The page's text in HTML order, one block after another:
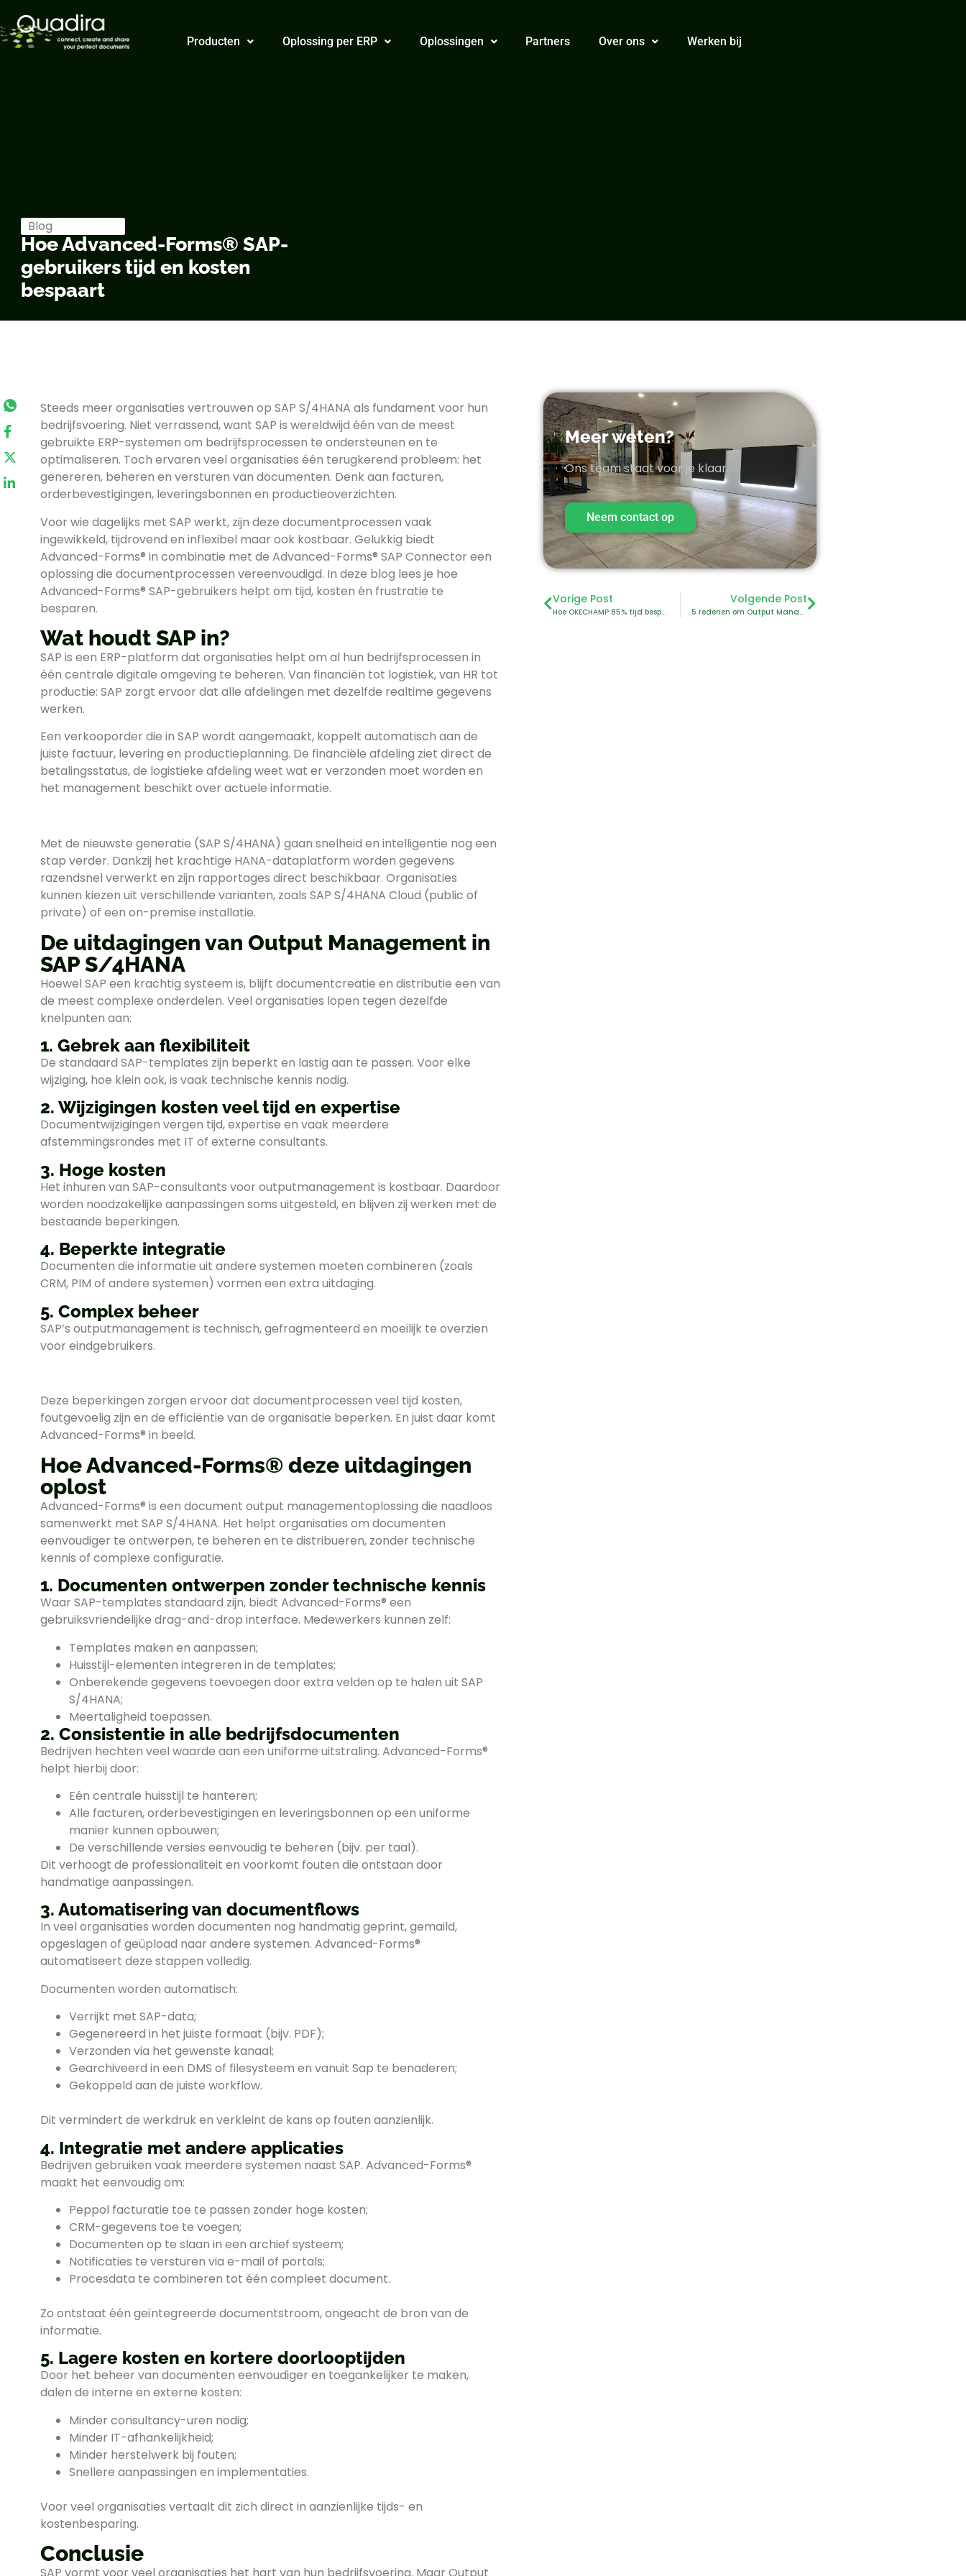
Producten Oplossing per ERP Oplossingen Partners Over ons Werken bij
Blog
Hoe Advanced-Forms® SAP-
gebruikers tijd en kosten
bespaart
Steeds meer organisaties vertrouwen op SAP S/4HANA als fundament voor hun
bedrijfsvoering. Niet verrassend, want SAP is wereldwijd één van de meest
gebruikte ERP-systemen om bedrijfsprocessen te ondersteunen en te
optimaliseren. Toch ervaren veel organisaties één terugkerend probleem: het
genereren, beheren en versturen van documenten. Denk aan facturen,
orderbevestigingen, leveringsbonnen en productieoverzichten.
Voor wie dagelijks met SAP werkt, zijn deze documentprocessen vaak
ingewikkeld, tijdrovend en inflexibel maar ook kostbaar. Gelukkig biedt
Advanced-Forms® in combinatie met de Advanced-Forms® SAP Connector een
oplossing die documentprocessen vereenvoudigd. In deze blog lees je hoe
Advanced-Forms® SAP-gebruikers helpt om tijd, kosten én frustratie te
besparen.
Wat houdt SAP in?
SAP is een ERP-platform dat organisaties helpt om al hun bedrijfsprocessen in
één centrale digitale omgeving te beheren. Van financiën tot logistiek, van HR tot
productie: SAP zorgt ervoor dat alle afdelingen met dezelfde realtime gegevens
werken.
Een verkooporder die in SAP wordt aangemaakt, koppelt automatisch aan de
juiste factuur, levering en productieplanning. De financiële afdeling ziet direct de
betalingsstatus, de logistieke afdeling weet wat er verzonden moet worden en
het management beschikt over actuele informatie.
Met de nieuwste generatie (SAP S/4HANA) gaan snelheid en intelligentie nog een
stap verder. Dankzij het krachtige HANA-dataplatform worden gegevens
razendsnel verwerkt en zijn rapportages direct beschikbaar. Organisaties
kunnen kiezen uit verschillende varianten, zoals SAP S/4HANA Cloud (public of
private) of een on-premise installatie.
De uitdagingen van Output Management in
SAP S/4HANA
Hoewel SAP een krachtig systeem is, blijft documentcreatie en distributie een van
de meest complexe onderdelen. Veel organisaties lopen tegen dezelfde
knelpunten aan:
1. Gebrek aan flexibiliteit
De standaard SAP-templates zijn beperkt en lastig aan te passen. Voor elke
wijziging, hoe klein ook, is vaak technische kennis nodig.
2. Wijzigingen kosten veel tijd en expertise
Documentwijzigingen vergen tijd, expertise en vaak meerdere
afstemmingsrondes met IT of externe consultants.
3. Hoge kosten
Het inhuren van SAP-consultants voor outputmanagement is kostbaar. Daardoor
worden noodzakelijke aanpassingen soms uitgesteld, en blijven zij werken met de
bestaande beperkingen.
4. Beperkte integratie
Documenten die informatie uit andere systemen moeten combineren (zoals
CRM, PIM of andere systemen) vormen een extra uitdaging.
5. Complex beheer
SAP’s outputmanagement is technisch, gefragmenteerd en moeilijk te overzien
voor eindgebruikers.
Deze beperkingen zorgen ervoor dat documentprocessen veel tijd kosten,
foutgevoelig zijn en de efficiëntie van de organisatie beperken. En juist daar komt
Advanced-Forms® in beeld.
Hoe Advanced-Forms® deze uitdagingen
oplost
Advanced-Forms® is een document output managementoplossing die naadloos
samenwerkt met SAP S/4HANA. Het helpt organisaties om documenten
eenvoudiger te ontwerpen, te beheren en te distribueren, zonder technische
kennis of complexe configuratie.
1. Documenten ontwerpen zonder technische kennis
Waar SAP-templates standaard zijn, biedt Advanced-Forms® een
gebruiksvriendelijke drag-and-drop interface. Medewerkers kunnen zelf:
Templates maken en aanpassen;
Huisstijl-elementen integreren in de templates;
Onberekende gegevens toevoegen door extra velden op te halen uit SAP
S/4HANA;
Meertaligheid toepassen.
2. Consistentie in alle bedrijfsdocumenten
Bedrijven hechten veel waarde aan een uniforme uitstraling. Advanced-Forms®
helpt hierbij door:
Eén centrale huisstijl te hanteren;
Alle facturen, orderbevestigingen en leveringsbonnen op een uniforme
manier kunnen opbouwen;
De verschillende versies eenvoudig te beheren (bijv. per taal).
Dit verhoogt de professionaliteit en voorkomt fouten die ontstaan door
handmatige aanpassingen.
3. Automatisering van documentflows
In veel organisaties worden documenten nog handmatig geprint, gemaild,
opgeslagen of geüpload naar andere systemen. Advanced-Forms®
automatiseert deze stappen volledig.
Documenten worden automatisch:
Verrijkt met SAP-data;
Gegenereerd in het juiste formaat (bijv. PDF);
Verzonden via het gewenste kanaal;
Gearchiveerd in een DMS of filesysteem en vanuit Sap te benaderen;
Gekoppeld aan de juiste workflow.
Dit vermindert de werkdruk en verkleint de kans op fouten aanzienlijk.
4. Integratie met andere applicaties
Bedrijven gebruiken vaak meerdere systemen naast SAP. Advanced-Forms®
maakt het eenvoudig om:
Peppol facturatie toe te passen zonder hoge kosten;
CRM-gegevens toe te voegen;
Documenten op te slaan in een archief systeem;
Notificaties te versturen via e-mail of portals;
Procesdata te combineren tot één compleet document.
Zo ontstaat één geïntegreerde documentstroom, ongeacht de bron van de
informatie.
5. Lagere kosten en kortere doorlooptijden
Door het beheer van documenten eenvoudiger en toegankelijker te maken,
dalen de interne en externe kosten:
Minder consultancy-uren nodig;
Minder IT-afhankelijkheid;
Minder herstelwerk bij fouten;
Snellere aanpassingen en implementaties.
Voor veel organisaties vertaalt dit zich direct in aanzienlijke tijds- en
kostenbesparing.
Conclusie
Meer weten?
Ons team staat voor je klaar.
Neem contact op
Vorige Post
Hoe OKECHAMP 85% tijd bespaart op hun productspecificaties met Advanced-Forms®
Volgende Post
5 redenen om Output Management vroeg in de implementatiefase mee te nemen